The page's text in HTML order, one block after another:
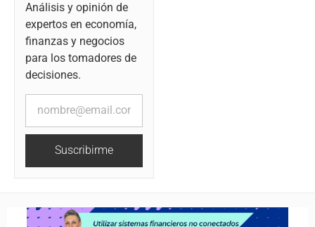
Análisis y opinión de
expertos en economía,
finanzas y negocios
para los tomadores de
decisiones.
Suscribirme